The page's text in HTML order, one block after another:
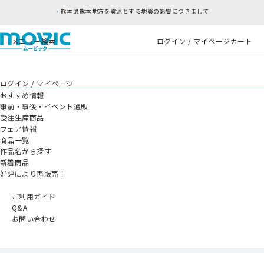
熊本県熊本地方を震源とする地震の影響につきまして
メニュー検索 ログイン / マイページカート
ログイン / マイページ
おすすめ情報
事前・事後・イベント通販
受注生産商品
フェア情報
商品一覧
作品名から探す
新着商品
好評により再販売！
ご利用ガイド
Q&A
お問い合わせ